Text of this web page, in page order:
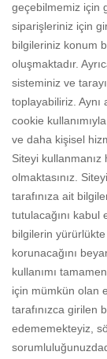
geçebilmemiz için
siparişleriniz için
bilgileriniz konum
oluşmaktadır.
sisteminiz ve
toplayabiliriz. Aynı
cookie
ve daha kişisel
Siteyi kullanmanız
olmaktasınız.
tarafınıza ait
tutulacağını kabul
bilgilerin
korunacağını
kullanımı
için mümkün olan
tarafınızca girilen
edememekteyiz,